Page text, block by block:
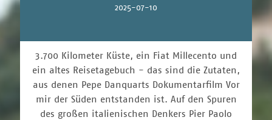
2025-07-10
3.700 Kilometer Küste, ein Fiat Millecento und
ein altes Reisetagebuch - das sind die Zutaten,
aus denen Pepe Danquarts Dokumentarfilm Vor
mir der Süden entstanden ist. Auf den Spuren
des großen italienischen Denkers Pier Paolo